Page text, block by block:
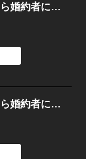
清楚誠実に生きていたら婚約者に裏切られたので、やり直しの世界では悪役令嬢として生きます （29）
清楚誠実に生きていたら婚約者に裏切られたので、やり直しの世界では悪役令嬢として生きます （28）